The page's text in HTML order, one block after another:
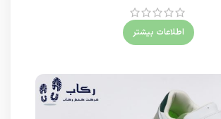
اطلاعات بیشتر